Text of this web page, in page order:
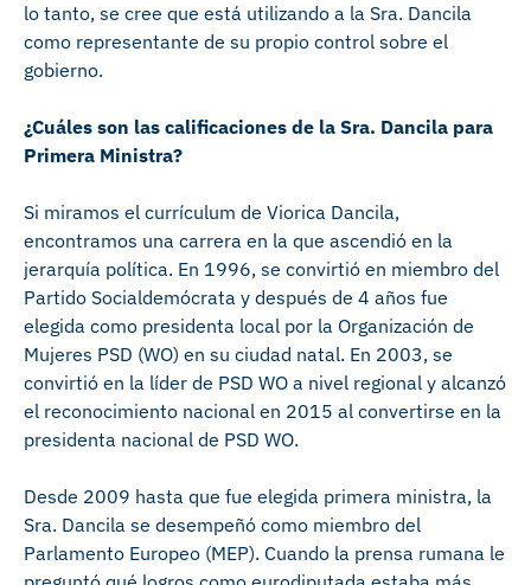
lo tanto, se cree que está utilizando a la Sra. Dancila
como representante de su propio control sobre el
gobierno.
¿Cuáles son las calificaciones de la Sra. Dancila para
Primera Ministra?
Si miramos el currículum de Viorica Dancila,
encontramos una carrera en la que ascendió en la
jerarquía política. En 1996, se convirtió en miembro del
Partido Socialdemócrata y después de 4 años fue
elegida como presidenta local por la Organización de
Mujeres PSD (WO) en su ciudad natal. En 2003, se
convirtió en la líder de PSD WO a nivel regional y alcanzó
el reconocimiento nacional en 2015 al convertirse en la
presidenta nacional de PSD WO.
Desde 2009 hasta que fue elegida primera ministra, la
Sra. Dancila se desempeñó como miembro del
Parlamento Europeo (MEP). Cuando la prensa rumana le